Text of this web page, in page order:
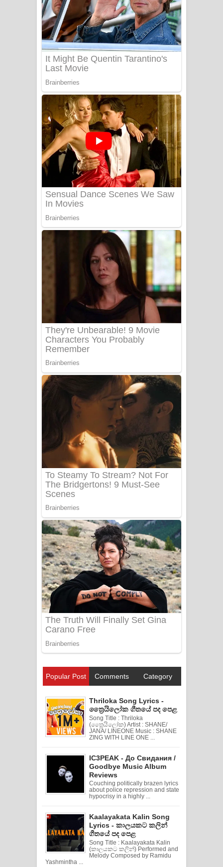
Popular Post Comments Category
Thriloka Song Lyrics -
ත්‍රෛයිලෝක ගීතයේ පද පෙළ
Song Title : Thriloka
(ත්‍රෛයිලෝක) Artist : SHANE/
JANA/ LINEONE Music : SHANE
ZING WITH LINE ONE ...
IC3PEAK - До Свидания /
Goodbye Music Album
Reviews
Couching politically brazen lyrics
about police repression and state
hypocrisy in a highly ...
Kaalayakata Kalin Song
Lyrics - කාලයකට කලින්
ගීතයේ පද පෙළ
Song Title : Kaalayakata Kalin
(කාලයකට කලින්) Performed and
Melody Composed by Ramidu
Yashmintha ...